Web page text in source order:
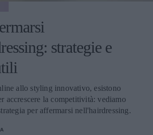
strategie e
allo styling innovativo, esistono
accrescere la competitività: vediamo
per affermarsi nell'hairdressing.